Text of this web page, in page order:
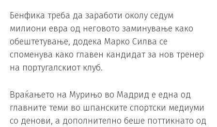
Бенфика треба да заработи околу седум
милиони евра од неговото заминување како
обештетување, додека Марко Силва се
споменува како главен кандидат за нов тренер
на португалскиот клуб.
Враќањето на Мурињо во Мадрид е една од
главните теми во шпанските спортски медиуми
со денови, а дополнително беше поттикнато од